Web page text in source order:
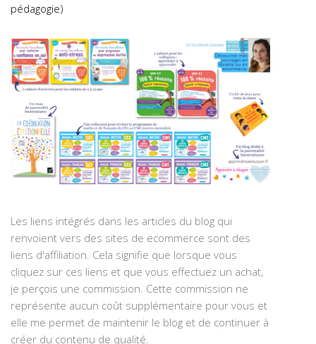
pédagogie)
Les liens intégrés dans les articles du blog qui
renvoient vers des sites de ecommerce sont des
liens d'affiliation. Cela signifie que lorsque vous
cliquez sur ces liens et que vous effectuez un achat,
je perçois une commission. Cette commission ne
représente aucun coût supplémentaire pour vous et
elle me permet de maintenir le blog et de continuer à
créer du contenu de qualité.